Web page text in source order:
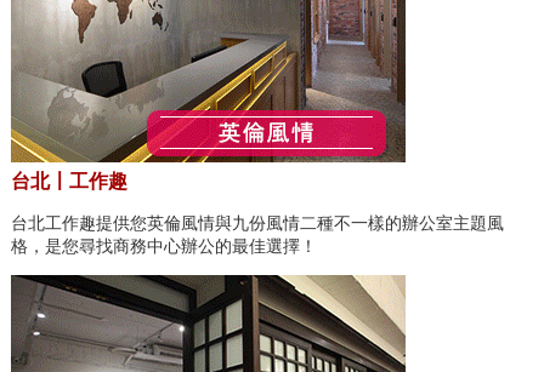
台北〡工作趣
台北工作趣提供您英倫風情與九份風情二種不一樣的辦公室主題風
格，是您尋找商務中心辦公的最佳選擇！